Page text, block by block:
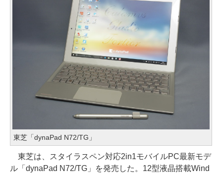
東芝「dynaPad N72/TG」
東芝は、スタイラスペン対応2in1モバイルPC最新モデ
ル「dynaPad N72/TG」を発売した。12型液晶搭載Wind